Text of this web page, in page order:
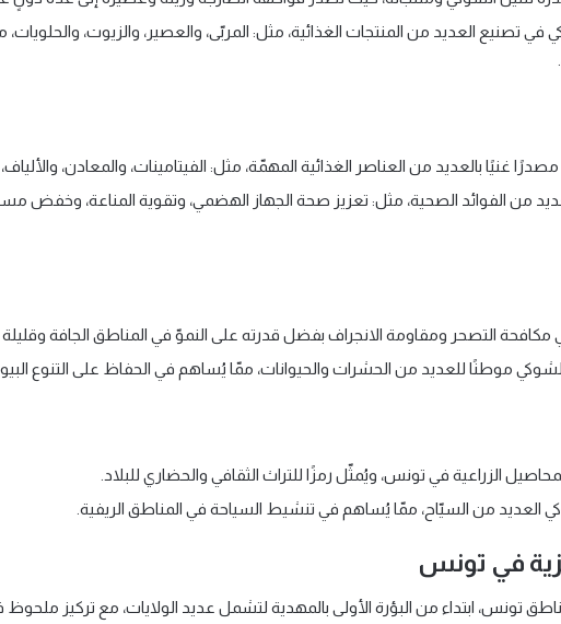
في تصنيع العديد من المنتجات الغذائية، مثل: المربّى، والعصير، والزيوت،
غنيًا بالعديد من العناصر الغذائية المهمّة، مثل: الفيتامينات، والمعادن،
من الفوائد الصحية، مثل: تعزيز صحة الجهاز الهضمي، وتقوية المناعة، وخفض
التصحر ومقاومة الانجراف بفضل قدرته على النموّ في المناطق الجافة وقليلة
الشوكي موطنًا للعديد من الحشرات والحيوانات، ممّا يُساهم في الحفاظ على التنوع
الزراعية في تونس، ويُمثّل رمزًا للتراث الثقافي والحضاري للبلاد.
العديد من السيّاح، ممّا يُساهم في تنشيط السياحة في المناطق الريفية.
في تونس
تونس، ابتداء من البؤرة الأولى بالمهدية لتشمل عديد الولايات، مع تركيز ملحوظ